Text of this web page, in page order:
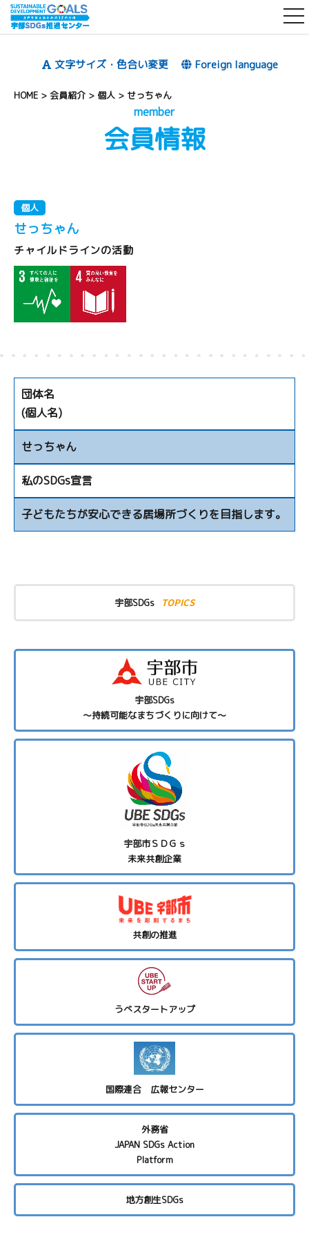
文字サイズ・色合い変更 Foreign language
HOME > 会員紹介 > 個人 > せっちゃん
member
会員情報
個人
せっちゃん
チャイルドラインの活動
団体名
(個人名)
せっちゃん
私のSDGs宣言
子どもたちが安心できる居場所づくりを目指します。
宇部SDGs TOPICS
宇部SDGs
～持続可能なまちづくりに向けて～
宇部市ＳＤＧｓ
未来共創企業
共創の推進
うべスタートアップ
国際連合 広報センター
外務省
JAPAN SDGs Action
Platform
地方創生SDGs
t
o